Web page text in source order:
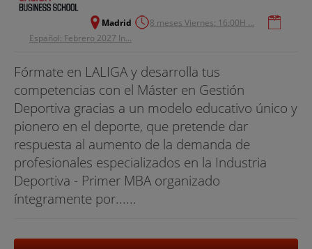
Madrid
8 meses Viernes: 16:00H ...
Español: Febrero 2027 In...
Fórmate en LALIGA y desarrolla tus
competencias con el Máster en Gestión
Deportiva gracias a un modelo educativo único y
pionero en el deporte, que pretende dar
respuesta al aumento de la demanda de
profesionales especializados en la Industria
Deportiva - Primer MBA organizado
íntegramente por......